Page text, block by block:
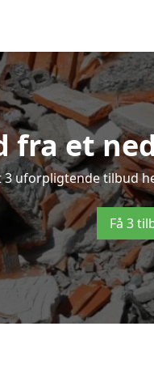
fra et
uforpligtende tilbud
Få 3